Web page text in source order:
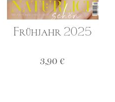
Frühjahr 2025
3,90 €